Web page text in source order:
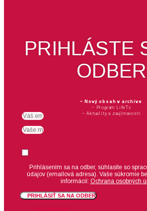
PRIHLÁSTE
ODBER
– Nový obsah v archíve
– Program LifeTv
– Aktuality a zaujímavosti
Prihlásením sa na odber, súhlasíte so
údajov (emailová adresa). Vaše súkromie
informácií: Ochrana osobných
PRIHLÁSIŤ SA NA ODBER